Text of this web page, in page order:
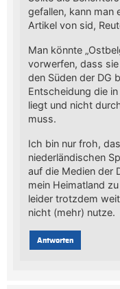
gefallen, kann man
Artikel von sid,
Man könnte
vorwerfen, dass
den Süden der DG
Entscheidung die
liegt und nicht
muss.
Ich bin nur froh,
niederländischen
auf die Medien der
mein Heimatland
leider trotzdem
nicht (mehr) nutze.
Antworten